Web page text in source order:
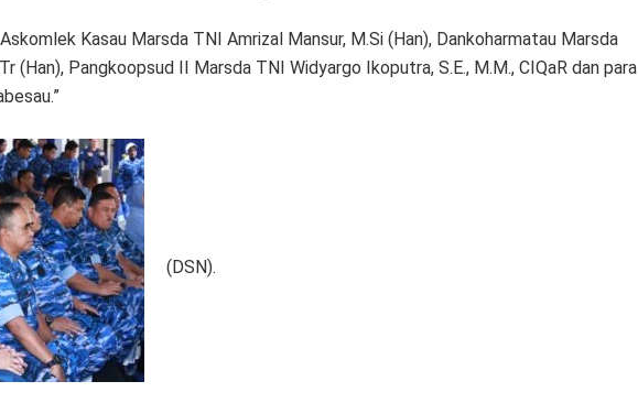
Kasau Marsda TNI Amrizal Mansur, M.Si (Han), Dankoharmatau Marsda
(Han), Pangkoopsud II Marsda TNI Widyargo Ikoputra, S.E., M.M., CIQaR dan para
(DSN).